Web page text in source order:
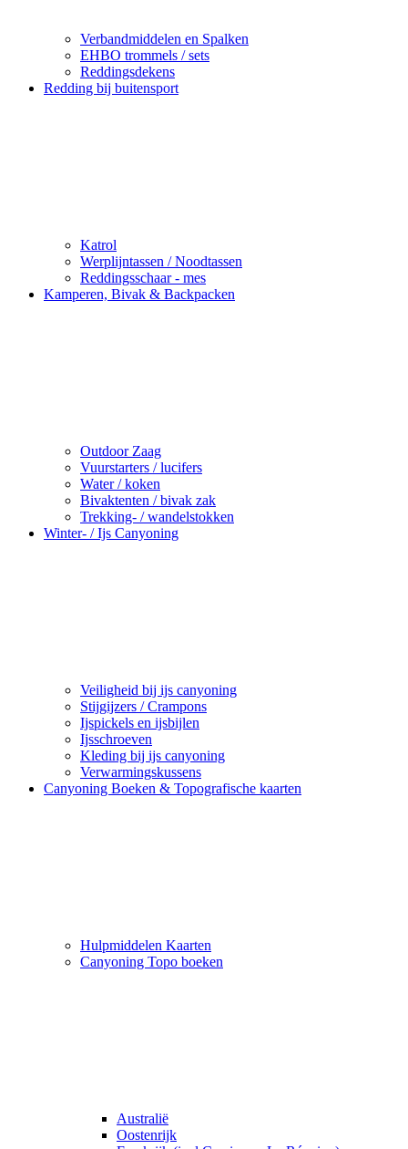
Verbandmiddelen en Spalken
EHBO trommels / sets
Reddingsdekens
Redding bij buitensport
Katrol
Werplijntassen / Noodtassen
Reddingsschaar - mes
Kamperen, Bivak & Backpacken
Outdoor Zaag
Vuurstarters / lucifers
Water / koken
Bivaktenten / bivak zak
Trekking- / wandelstokken
Winter- / Ijs Canyoning
Veiligheid bij ijs canyoning
Stijgijzers / Crampons
Ijspickels en ijsbijlen
Ijsschroeven
Kleding bij ijs canyoning
Verwarmingskussens
Canyoning Boeken & Topografische kaarten
Hulpmiddelen Kaarten
Canyoning Topo boeken
Australië
Oostenrijk